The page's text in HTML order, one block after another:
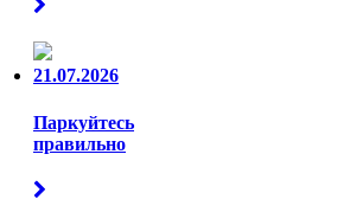
21.07.2026
Паркуйтесь
правильно